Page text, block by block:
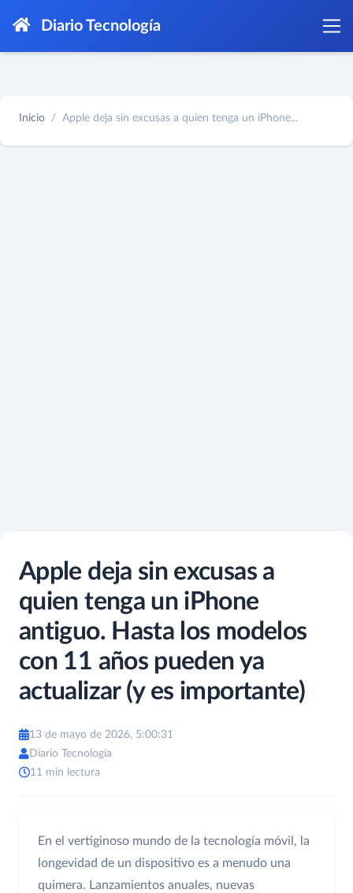
Diario Tecnología
Inicio Apple deja sin excusas a quien tenga un iPhone...
Apple deja sin excusas a
quien tenga un iPhone
antiguo. Hasta los modelos
con 11 años pueden ya
actualizar (y es importante)
13 de mayo de 2026, 5:00:31
Diario Tecnología
11 min lectura
En el vertiginoso mundo de la tecnología móvil, la
longevidad de un dispositivo es a menudo una
quimera. Lanzamientos anuales, nuevas